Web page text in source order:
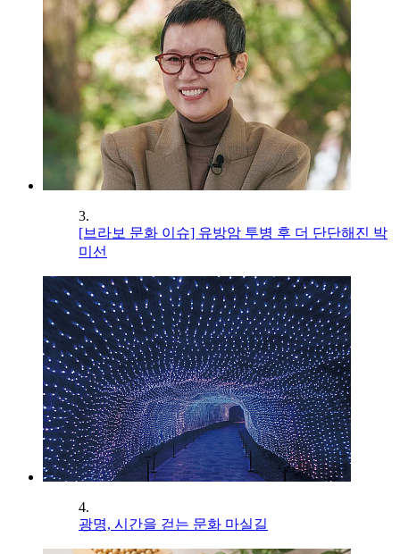
3.
[브라보 문화 이슈] 유방암 투병 후 더 단단해진 박
미선
4.
광명, 시간을 걷는 문화 마실길